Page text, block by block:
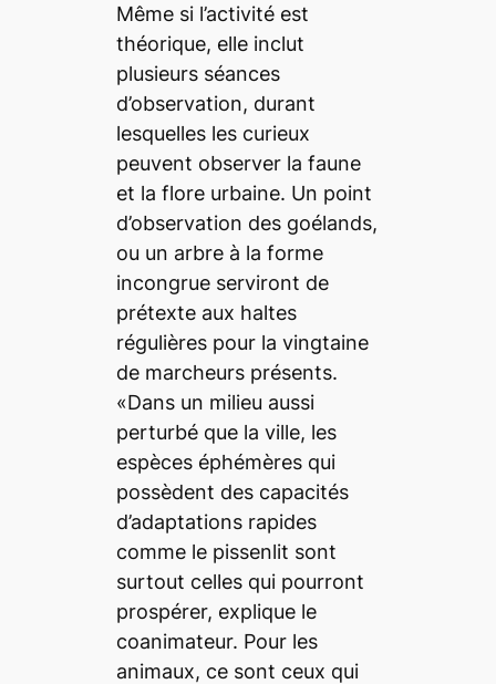
Même si l’activité est
théorique, elle inclut
plusieurs séances
d’observation, durant
lesquelles les curieux
peuvent observer la faune
et la flore urbaine. Un point
d’observation des goélands,
ou un arbre à la forme
incongrue serviront de
prétexte aux haltes
régulières pour la vingtaine
de marcheurs présents.
«Dans un milieu aussi
perturbé que la ville, les
espèces éphémères qui
possèdent des capacités
d’adaptations rapides
comme le pissenlit sont
surtout celles qui pourront
prospérer, explique le
coanimateur. Pour les
animaux, ce sont ceux qui